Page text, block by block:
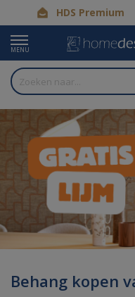
HDS Premium
MENU
Behang kopen